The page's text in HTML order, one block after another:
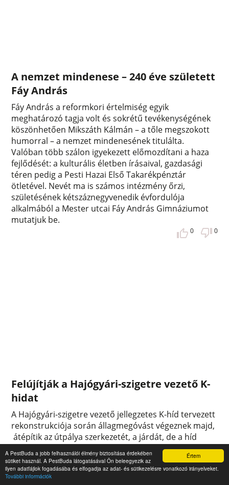
Értem
A PestBuda a jobb felhasználói élmény biztosítása érdekében
sütiket használ. A PestBuda látogatásával Ön beleegyezik az
ilyen adatfájlok fogadásába és elfogadja az adat- és sütikezelésre vonatkozó irányelveket.
További információk
A nemzet mindenese – 240 éve született
Fáy András
Fáy András a reformkori értelmiség egyik
meghatározó tagja volt és sokrétű tevékenységének
köszönhetően Mikszáth Kálmán – a tőle megszokott
humorral – a nemzet mindenesének titulálta.
Valóban több szálon igyekezett előmozdítani a haza
fejlődését: a kulturális életben írásaival, gazdasági
téren pedig a Pesti Hazai Első Takarékpénztár
ötletével. Nevét ma is számos intézmény őrzi,
születésének kétszáznegyvenedik évfordulója
alkalmából a Mester utcai Fáy András Gimnáziumot
mutatjuk be.
0 0
Felújítják a Hajógyári-szigetre vezető K-
hidat
A Hajógyári-szigetre vezető jellegzetes K-híd tervezett
rekonstrukciója során állagmegóvást végeznek majd,
átépítik az útpálya szerkezetét, a járdát, de a híd
0